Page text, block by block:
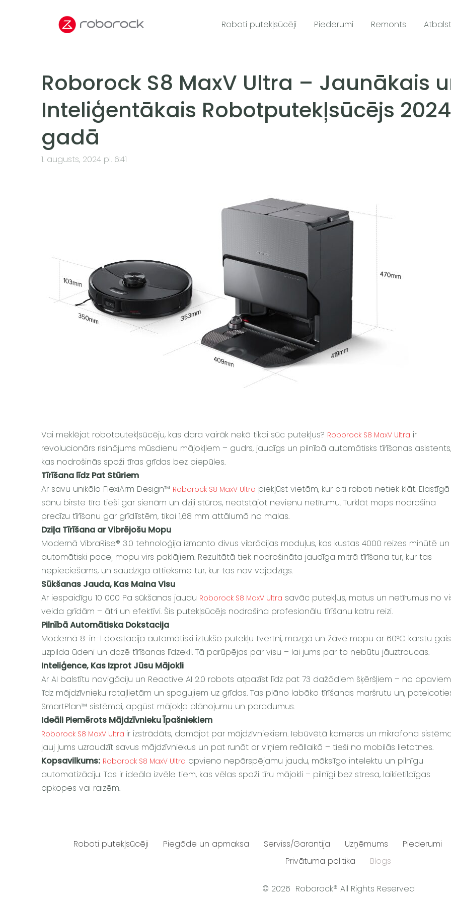
Roboti putekļsūcēji Piederumi Remonts
Roborock S8 MaxV Ultra – Jaunākais
Inteliģentākais Robotputekļsūcējs
gadā
1. augusts, 2024 pl. 6:41
Vai meklējat robotputekļsūcēju, kas dara vairāk nekā tikai sūc putekļus? Roborock S8 MaxV Ultra ir
revolucionārs risinājums mūsdienu mājokļiem – gudrs, jaudīgs un pilnībā automātisks tīrīšanas asistents,
kas nodrošinās spoži tīras grīdas bez piepūles.
Tīrīšana līdz Pat Stūriem
Ar savu unikālo FlexiArm Design™ Roborock S8 MaxV Ultra piekļūst vietām, kur citi roboti netiek klāt. Elastīgā
sānu birste tīra tieši gar sienām un dziļi stūros, neatstājot nevienu netīrumu. Turklāt mops nodrošina
precīzu tīrīšanu gar grīdlīstēm, tikai 1,68 mm attālumā no malas.
Dziļa Tīrīšana ar Vibrējošu Mopu
Modernā VibraRise® 3.0 tehnoloģija izmanto divus vibrācijas moduļus, kas kustas 4000 reizes minūtē un
automātiski paceļ mopu virs paklājiem. Rezultātā tiek nodrošināta jaudīga mitrā tīrīšana tur, kur tas
nepieciešams, un saudzīga attieksme tur, kur tas nav vajadzīgs.
Sūkšanas Jauda, Kas Maina Visu
Ar iespaidīgu 10 000 Pa sūkšanas jaudu Roborock S8 MaxV Ultra savāc putekļus, matus un netīrumus no
veida grīdām – ātri un efektīvi. Šis putekļsūcējs nodrošina profesionālu tīrīšanu katru reizi.
Pilnībā Automātiska Dokstacija
Modernā 8-in-1 dokstacija automātiski iztukšo putekļu tvertni, mazgā un žāvē mopu ar 60°C karstu
uzpilda ūdeni un dozē tīrīšanas līdzekli. Tā parūpējas par visu – lai jums par to nebūtu jāuztraucas.
Inteliģence, Kas Izprot Jūsu Mājokli
Ar AI balstītu navigāciju un Reactive AI 2.0 robots atpazīst līdz pat 73 dažādiem šķēršļiem – no apaviem
līdz mājdzīvnieku rotaļlietām un spoguļiem uz grīdas. Tas plāno labāko tīrīšanas maršrutu un,
SmartPlan™ sistēmai, apgūst mājokļa plānojumu un paradumus.
Ideāli Piemērots Mājdzīvnieku Īpašniekiem
Roborock S8 MaxV Ultra ir izstrādāts, domājot par mājdzīvniekiem. Iebūvētā kameras un mikrofona
ļauj jums uzraudzīt savus mājdzīvniekus un pat runāt ar viņiem reāllaikā – tieši no mobilās lietotnes.
Kopsavilkums: Roborock S8 MaxV Ultra apvieno nepārspējamu jaudu, mākslīgo intelektu un pilnīgu
automatizāciju. Tas ir ideāla izvēle tiem, kas vēlas spoži tīru mājokli – pilnīgi bez stresa, laikietilpīgas
apkopes vai raizēm.
Roboti putekļsūcēji Piegāde un apmaksa Serviss/Garantija Uzņēmums Piederumi
Privātuma politika
Blogs
© 2026 Roborock® All Rights Reserved